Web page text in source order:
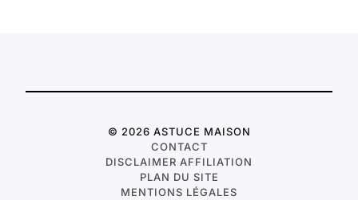
© 2026 ASTUCE MAISON
CONTACT
DISCLAIMER AFFILIATION
PLAN DU SITE
MENTIONS LÉGALES